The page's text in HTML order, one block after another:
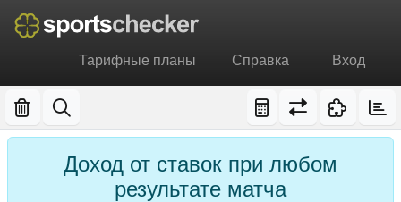
Тарифные планы Справка Вход
Доход от ставок при любом
результате матча